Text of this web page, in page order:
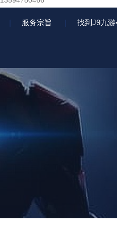
服务宗旨 找到j9九游